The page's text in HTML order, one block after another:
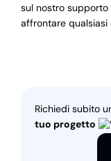
sul nostro supporto
affrontare qualsiasi
Richiedi subito
tuo progetto